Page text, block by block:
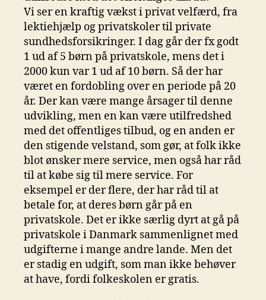
Vi ser en kraftig vækst i privat velfærd, fra
lektiehjælp og privatskoler til private
sundhedsforsikringer. I dag går der fx godt
1 ud af 5 børn på privatskole, mens det i
2000 kun var 1 ud af 10 børn. Så der har
været en fordobling over en periode på 20
år. Der kan være mange årsager til denne
udvikling, men en kan være utilfredshed
med det offentliges tilbud, og en anden er
den stigende velstand, som gør, at folk ikke
blot ønsker mere service, men også har råd
til at købe sig til mere service. For
eksempel er der flere, der har råd til at
betale for, at deres børn går på en
privatskole. Det er ikke særlig dyrt at gå på
privatskole i Danmark sammenlignet med
udgifterne i mange andre lande. Men det
er stadig en udgift, som man ikke behøver
at have, fordi folkeskolen er gratis.